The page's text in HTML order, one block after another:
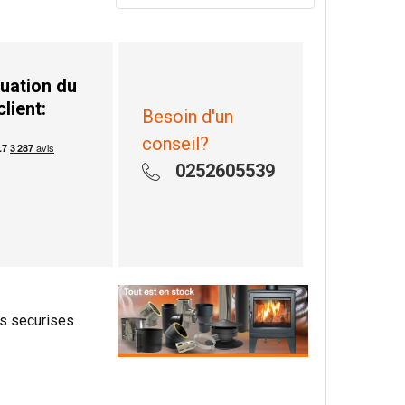
du
Besoin d'un
conseil?
0252605539